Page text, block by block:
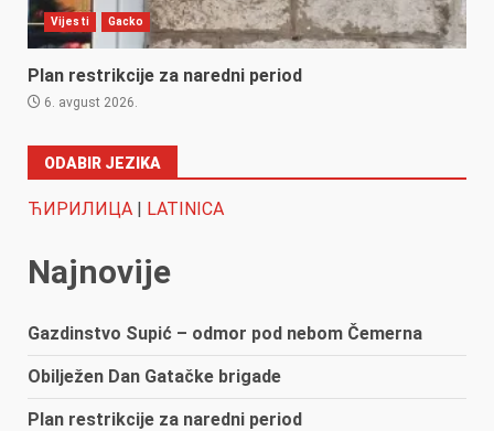
Vijesti Gacko
Plan restrikcije za naredni period
6. avgust 2026.
ODABIR JEZIKA
ЋИРИЛИЦА | LATINICA
Najnovije
Gazdinstvo Supić – odmor pod nebom Čemerna
Obilježen Dan Gatačke brigade
Plan restrikcije za naredni period